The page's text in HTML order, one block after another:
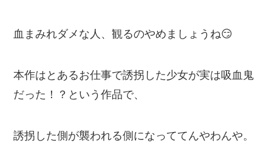
血まみれダメな人、観るのやめましょうね😏
本作はとあるお仕事で誘拐した少女が実は吸血鬼
だった！？という作品で、
誘拐した側が襲われる側になっててんやわんや。